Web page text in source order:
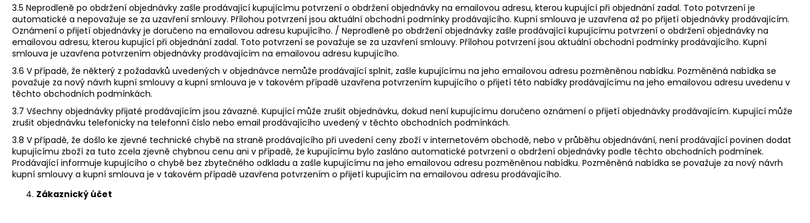
3.5 Neprodleně po obdržení objednávky zašle prodávající kupujícímu potvrzení o obdržení objednávky na emailovou adresu, kterou kupující při objednání zadal. Toto potvrzení je
automatické a nepovažuje se za uzavření smlouvy. Přílohou potvrzení jsou aktuální obchodní podmínky prodávajícího. Kupní smlouva je uzavřena až po přijetí objednávky prodávajícím.
Oznámení o přijetí objednávky je doručeno na emailovou adresu kupujícího. / Neprodleně po obdržení objednávky zašle prodávající kupujícímu potvrzení o obdržení objednávky na
emailovou adresu, kterou kupující při objednání zadal. Toto potvrzení se považuje se za uzavření smlouvy. Přílohou potvrzení jsou aktuální obchodní podmínky prodávajícího. Kupní
smlouva je uzavřena potvrzením objednávky prodávajícím na emailovou adresu kupujícího.
3.6 V případě, že některý z požadavků uvedených v objednávce nemůže prodávající splnit, zašle kupujícímu na jeho emailovou adresu pozměněnou nabídku. Pozměněná nabídka se
považuje za nový návrh kupní smlouvy a kupní smlouva je v takovém případě uzavřena potvrzením kupujícího o přijetí této nabídky prodávajícímu na jeho emailovou adresu uvedenu v
těchto obchodních podmínkách.
3.7 Všechny objednávky přijaté prodávajícím jsou závazné. Kupující může zrušit objednávku, dokud není kupujícímu doručeno oznámení o přijetí objednávky prodávajícím. Kupující může
zrušit objednávku telefonicky na telefonní číslo nebo email prodávajícího uvedený v těchto obchodních podmínkách.
3.8 V případě, že došlo ke zjevné technické chybě na straně prodávajícího při uvedení ceny zboží v internetovém obchodě, nebo v průběhu objednávání, není prodávající povinen dodat
kupujícímu zboží za tuto zcela zjevně chybnou cenu ani v případě, že kupujícímu bylo zasláno automatické potvrzení o obdržení objednávky podle těchto obchodních podmínek.
Prodávající informuje kupujícího o chybě bez zbytečného odkladu a zašle kupujícímu na jeho emailovou adresu pozměněnou nabídku. Pozměněná nabídka se považuje za nový návrh
kupní smlouvy a kupní smlouva je v takovém případě uzavřena potvrzením o přijetí kupujícím na emailovou adresu prodávajícího.
Zákaznický účet